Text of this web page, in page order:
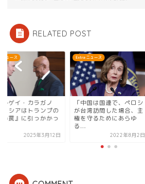
RELATED POST
ニュース
ルゲイ・カラガノ
ロシアはトランプの
い罠』に引っかかっ
2025年3月12日
Extra ニュース
「中国は国連で、ペロシ
が台湾訪問した場合、主
権を守るためにあらゆ
る...
2022年8月2日